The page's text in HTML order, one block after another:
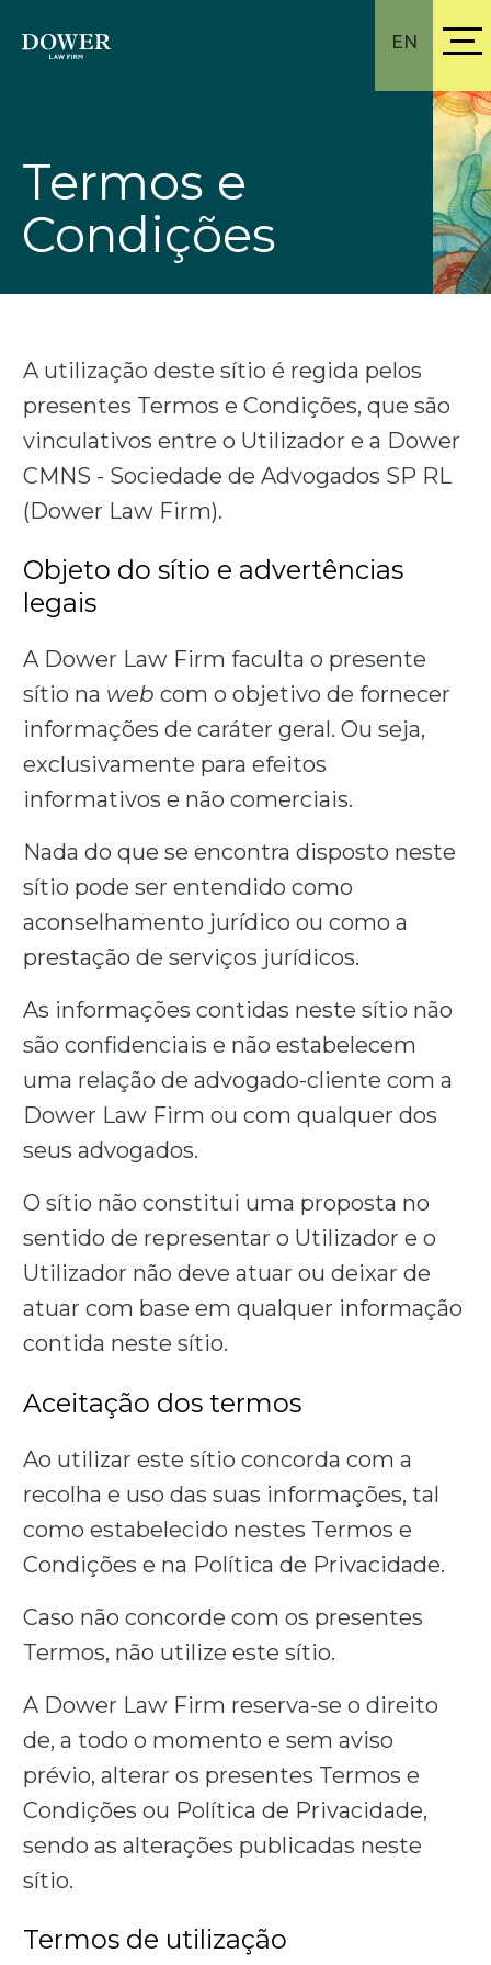
EN
Termos e
Condições
A utilização deste sítio é regida pelos
presentes Termos e Condições, que são
vinculativos entre o Utilizador e a Dower
CMNS - Sociedade de Advogados SP RL
(Dower Law Firm).
Objeto do sítio e advertências
legais
A Dower Law Firm faculta o presente
sítio na web com o objetivo de fornecer
informações de caráter geral. Ou seja,
exclusivamente para efeitos
informativos e não comerciais.
Nada do que se encontra disposto neste
sítio pode ser entendido como
aconselhamento jurídico ou como a
prestação de serviços jurídicos.
As informações contidas neste sítio não
são confidenciais e não estabelecem
uma relação de advogado-cliente com a
Dower Law Firm ou com qualquer dos
seus advogados.
O sítio não constitui uma proposta no
sentido de representar o Utilizador e o
Utilizador não deve atuar ou deixar de
atuar com base em qualquer informação
contida neste sítio.
Aceitação dos termos
Ao utilizar este sítio concorda com a
recolha e uso das suas informações, tal
como estabelecido nestes Termos e
Condições e na Política de Privacidade.
Caso não concorde com os presentes
Termos, não utilize este sítio.
A Dower Law Firm reserva-se o direito
de, a todo o momento e sem aviso
prévio, alterar os presentes Termos e
Condições ou Política de Privacidade,
sendo as alterações publicadas neste
sítio.
Termos de utilização